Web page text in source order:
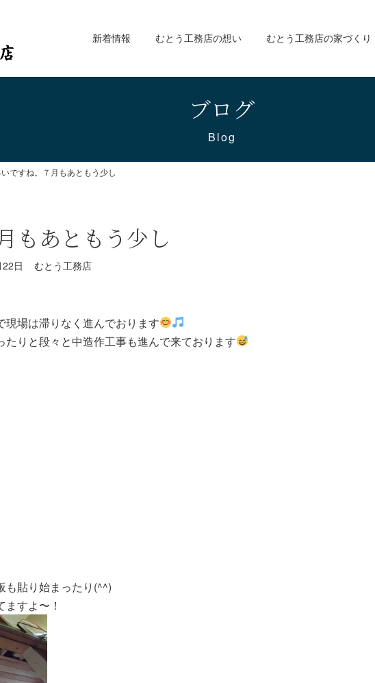
新着情報 むとう工務店の想い むとう工務店の家づくり
ブログ
Blog
ですね。７月もあともう少し
もあともう少し
日 むとう工務店
場は滞りなく進んでおります
りと段々と中造作工事も進んで来ております
も貼り始まったり(^^)
すよ〜！